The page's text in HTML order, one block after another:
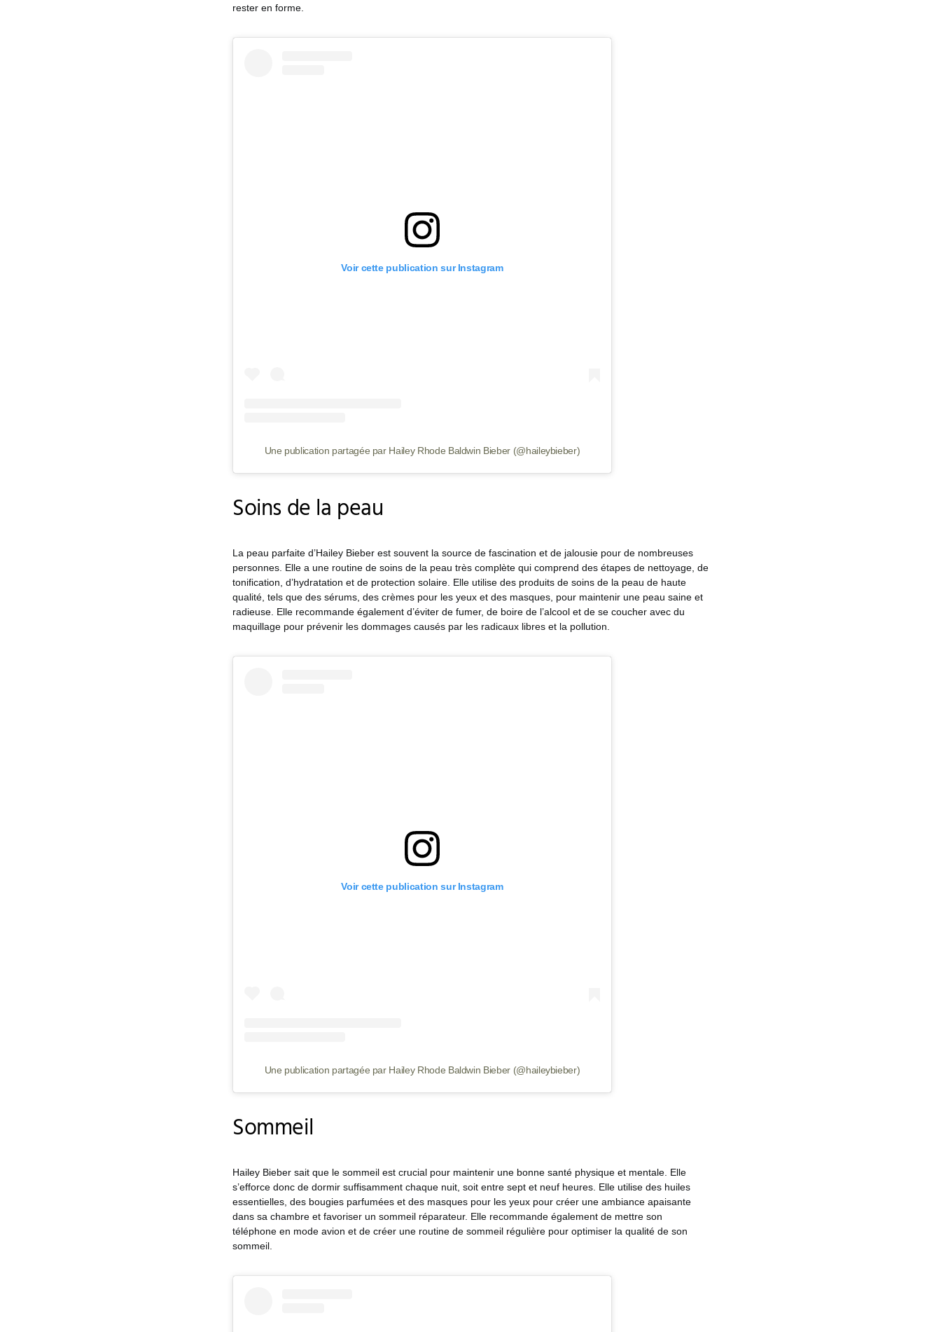
rester en forme.
Voir cette publication sur Instagram
Une publication partagée par Hailey Rhode Baldwin Bieber (@haileybieber)
Soins de la peau
La peau parfaite d’Hailey Bieber est souvent la source de fascination et de jalousie pour de nombreuses
personnes. Elle a une routine de soins de la peau très complète qui comprend des étapes de nettoyage, de
tonification, d’hydratation et de protection solaire. Elle utilise des produits de soins de la peau de haute
qualité, tels que des sérums, des crèmes pour les yeux et des masques, pour maintenir une peau saine et
radieuse. Elle recommande également d’éviter de fumer, de boire de l’alcool et de se coucher avec du
maquillage pour prévenir les dommages causés par les radicaux libres et la pollution.
Voir cette publication sur Instagram
Une publication partagée par Hailey Rhode Baldwin Bieber (@haileybieber)
Sommeil
Hailey Bieber sait que le sommeil est crucial pour maintenir une bonne santé physique et mentale. Elle
s’efforce donc de dormir suffisamment chaque nuit, soit entre sept et neuf heures. Elle utilise des huiles
essentielles, des bougies parfumées et des masques pour les yeux pour créer une ambiance apaisante
dans sa chambre et favoriser un sommeil réparateur. Elle recommande également de mettre son
téléphone en mode avion et de créer une routine de sommeil régulière pour optimiser la qualité de son
sommeil.